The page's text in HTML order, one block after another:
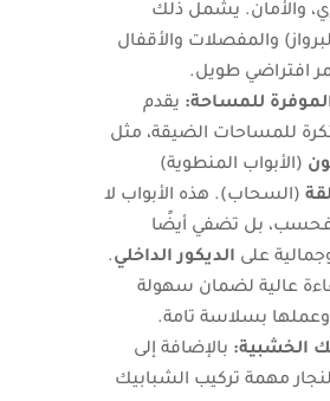
والأمان. يشمل ذلك
والمفصلات والأقفال
افتراضي طويل.
للمساحة: يقدم
للمساحات الضيقة، مثل
(الأبواب المنطوية)
(السحاب). هذه الأبواب لا
فحسب، بل تضفي أيضًا
على الديكور الداخلي.
عالية لضمان سهولة
وعملها بسلاسة تامة.
الخشبية: بالإضافة إلى
النجار مهمة تركيب الشبابيك